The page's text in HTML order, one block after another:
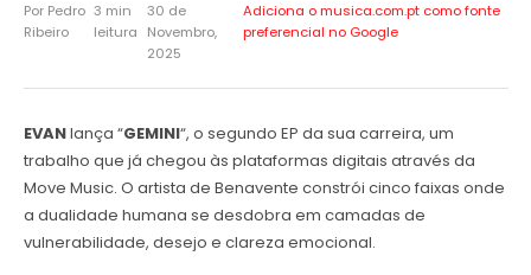
Por Pedro
Ribeiro
3 min
leitura
30 de
Novembro,
2025
Adiciona o musica.com.pt comofonte
preferencial no Google
EVANlança “GEMINI“, o segundo EP da sua carreira, um
trabalho que já chegou às plataformas digitais através da
Move Music. O artista de Benavente constrói cinco faixas onde
a dualidade humana se desdobra em camadas de
vulnerabilidade, desejo e clareza emocional.